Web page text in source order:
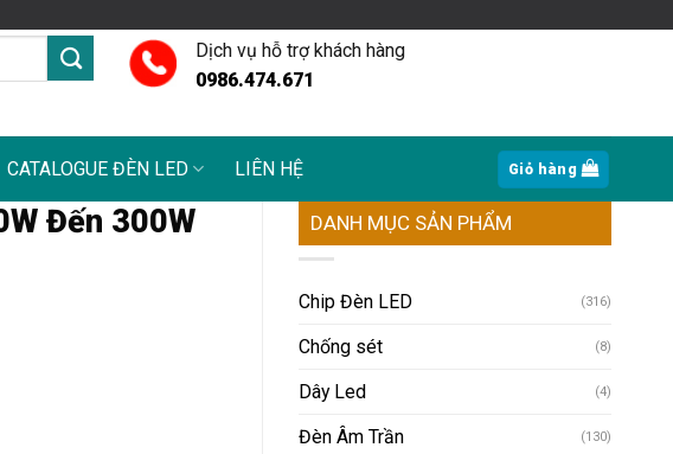
Dịch vụ hỗ trợ khách hàng
0986.474.671
CATALOGUE ĐÈN LED LIÊN HỆ Giỏ hàng
Đến 300W DANH MỤC SẢN PHẨM
Chip Đèn LED (316)
Chống sét (8)
Dây Led (4)
Đèn Âm Trần (130)